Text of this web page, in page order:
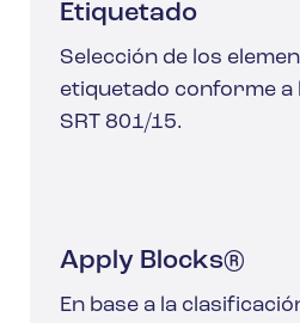
Etiquetado
Selección de los
etiquetado conforme a
SRT 801/15.
Apply Blocks®
En base a la